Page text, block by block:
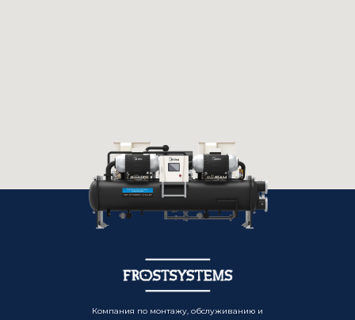
Компания по монтажу, обслуживанию и